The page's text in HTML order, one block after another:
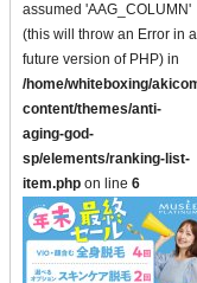
assumed 'AAG_COLUMN'
(this will throw an Error in a
future version of PHP) in
/home/whiteboxing/
content/themes/anti-
aging-god-
sp/elements/ranking-list-
item.php on line 6